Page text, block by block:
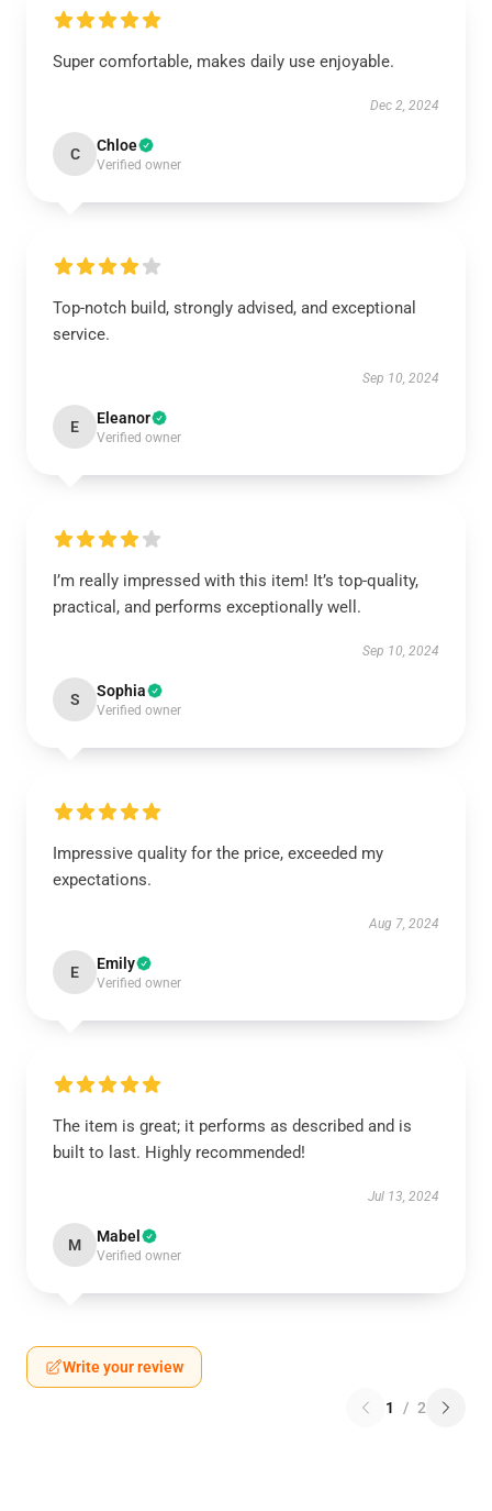
Super comfortable, makes daily use enjoyable.
Dec 2, 2024
C Chloe
Verified owner
Top-notch build, strongly advised, and exceptional
service.
Sep 10, 2024
E Eleanor
Verified owner
I’m really impressed with this item! It’s top-quality,
practical, and performs exceptionally well.
Sep 10, 2024
S Sophia
Verified owner
Impressive quality for the price, exceeded my
expectations.
Aug 7, 2024
E Emily
Verified owner
The item is great; it performs as described and is
built to last. Highly recommended!
Jul 13, 2024
M Mabel
Verified owner
Write your review
1 / 2